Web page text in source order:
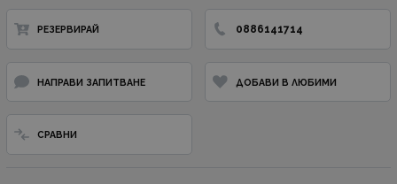
РЕЗЕРВИРАЙ 0886141714
НАПРАВИ ЗАПИТВАНЕ ДОБАВИ В ЛЮБИМИ
СРАВНИ